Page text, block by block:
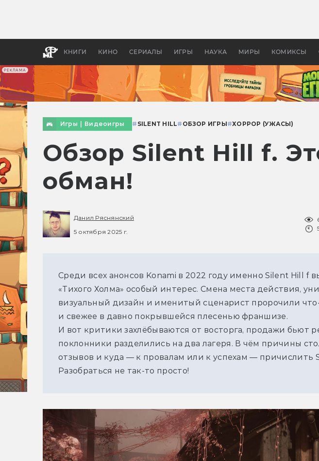
РЕКЛАМА
КНИГИ КИНО СЕРИАЛЫ ИГРЫ НАУКА МИРЫ КОМИКСЫ
апокалипсис, в России —
Игры Видеоигры # SILENT HILL# ОБЗОР ИГРЫ#ХОРРОР (УЖАСЫ)
Обзор Silent Hill f.
обман!
Данил Ряснянский
5 октября 2025 г.
Среди всех анонсов Konami в 2022 году именно Silent Hill f
«Тихого Холма» особый интерес. Смена места действия,
визуальный дизайн и именитый сценарист пророчили
и свежее в давно покрывшейся плесенью франшизе.
И вот критики захлёбываются от восторга, продажи бьют
поклонники разделились на два лагеря. В чём причины
отзывов и куда — к провалам или к успехам — причислить
Разобраться не так-то просто!